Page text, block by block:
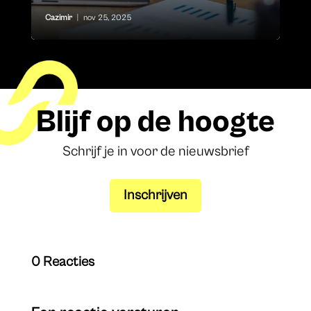
Cazimir nov 25, 2025
Blijf op de hoogte
Schrijf je in voor de nieuwsbrief
Inschrijven
0 Reacties